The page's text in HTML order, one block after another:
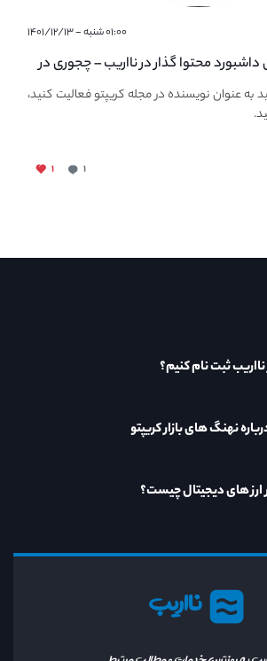
۰۱:۰۰ شنبه - ۱۴۰۱/۱۲/۱۳
محتوا گذار در نااریب – چجوری در
عنوان نویسنده در مجله کریپتو فعالیت کنید،
۱ ۱
نااریب
ثبت نام کنیم؟
نهنگ های بازار کریپتو
ارز های دیجیتال چیست؟